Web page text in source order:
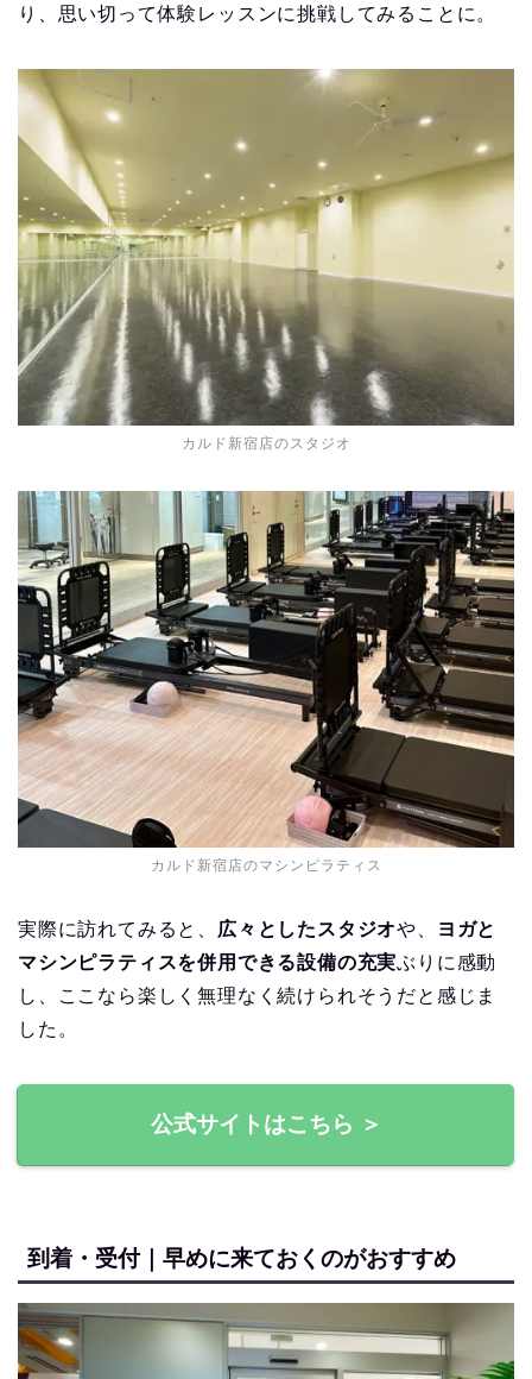
り、思い切って体験レッスンに挑戦してみることに。
カルド新宿店のスタジオ
カルド新宿店のマシンピラティス
実際に訪れてみると、 広々としたスタジオや、
ヨガと
マシンピラティスを併用できる設備の充実ぶりに感動
し、ここなら楽しく無理なく続けられそうだと感じま
した。
公式サイトはこちら ＞
到着・受付｜早めに来ておくのがおすすめ